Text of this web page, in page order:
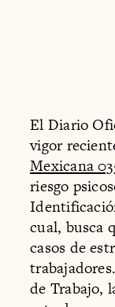
El Diario
vigor
Mexicana
riesgo
cual, busca
casos de
de Trabajo,